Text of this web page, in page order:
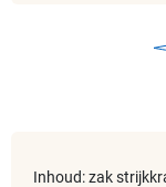
Inhoud: zak